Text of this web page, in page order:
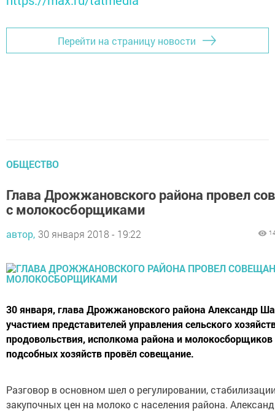
Перейти на страницу новости
ОБЩЕСТВО
Глава Дрожжановского района провел
с молокосборщиками
автор, 30 января 2018 - 19:22
30 января, глава Дрожжановского района Александр
участием представителей управления сельского
продовольствия, исполкома района и
подсобных хозяйств провёл совещание.
Разговор в основном шел о регулировании,
закупочных цен на молоко с населения района.